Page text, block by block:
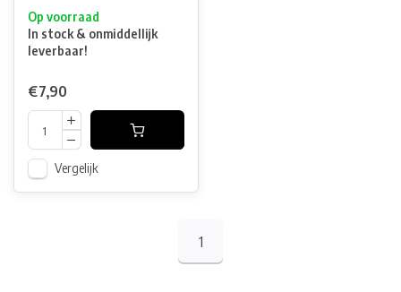
Op voorraad
In stock & onmiddellijk
leverbaar!
€7,90
Vergelijk
1